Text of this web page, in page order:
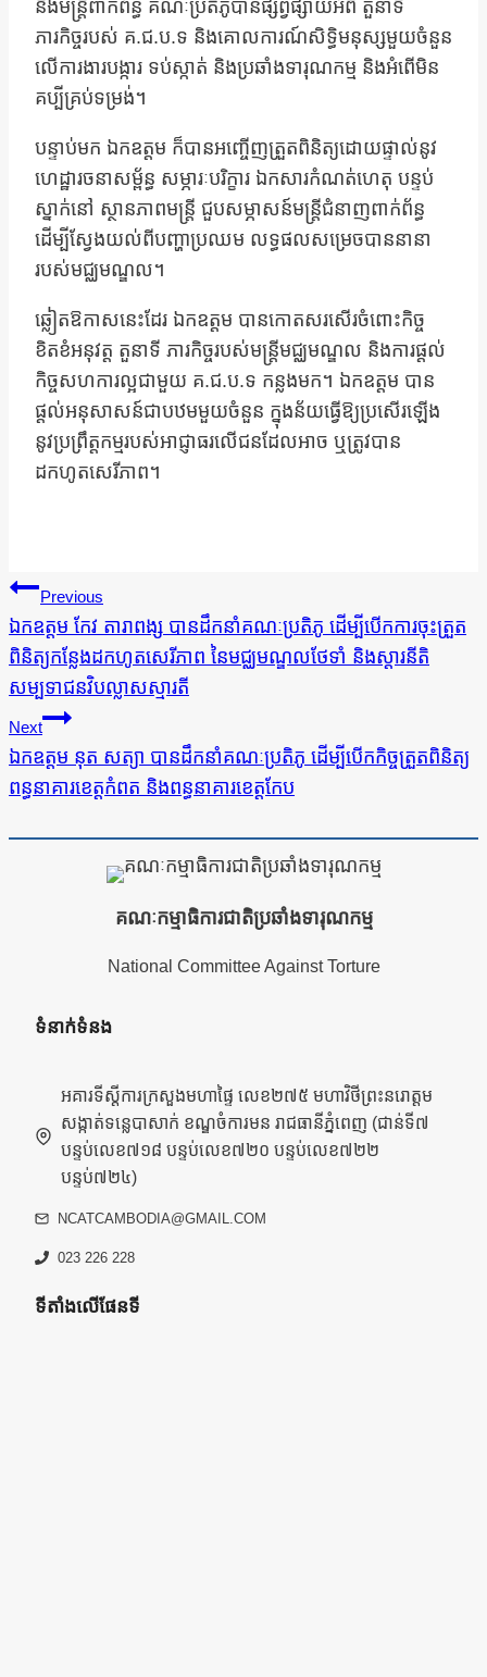
និងមន្រ្តីពាក់ព័ន្ធ គណៈប្រតិភូបានផ្សព្វផ្សាយអំពី តួនាទី
ភារកិច្ចរបស់ គ.ជ.ប.ទ និងគោលការណ៍សិទ្ធិមនុស្សមួយចំនួន
លើការងារបង្ការ ទប់ស្កាត់ និងប្រឆាំងទារុណកម្ម និងអំពើមិន
គប្បីគ្រប់ទម្រង់។
បន្ទាប់មក ឯកឧត្តម ក៏បានអញ្ចើញត្រួតពិនិត្យដោយផ្ទាល់នូវ
ហេដ្ឋារចនាសម្ព័ន្ធ សម្ភារៈបរិក្ខារ ឯកសារកំណត់ហេតុ បន្ទប់
ស្នាក់នៅ ស្ថានភាពមន្រ្តី ជួបសម្ភាសន៍មន្រ្តីជំនាញពាក់ព័ន្ធ
ដើម្បីស្វែងយល់ពីបញ្ហាប្រឈម លទ្ធផលសម្រេចបាននានា
របស់មជ្ឈមណ្ឌល។
ឆ្លៀតឱកាសនេះដែរ ឯកឧត្តម បានកោតសរសើរចំពោះកិច្ច
ខិតខំអនុវត្ត តួនាទី ភារកិច្ចរបស់មន្រ្តីមជ្ឈមណ្ឌល និងការផ្ដល់
កិច្ចសហការល្អជាមួយ គ.ជ.ប.ទ កន្លងមក។ ឯកឧត្តម បាន
ផ្ដល់អនុសាសន៍ជាបឋមមួយចំនួន ក្នុងន័យធ្វើឱ្យប្រសើរឡើង
នូវប្រព្រឹត្តកម្មរបស់អាជ្ញាធរលើជនដែលអាច ឬត្រូវបាន
ដកហូតសេរីភាព។
ការ​
នាំទិស​
ប្រកាស
Previous
ឯកឧត្តម កែវ តារាពង្ស បានដឹកនាំគណៈប្រតិភូ ដើម្បីបើកការចុះត្រួត
ពិនិត្យកន្លែងដកហូតសេរីភាព នៃមជ្ឈមណ្ឌលថែទាំ និងស្តារនីតិ
សម្បទាជនវិបល្លាសស្មារតី
Next
ឯកឧត្តម នុត សត្យា បានដឹកនាំគណៈប្រតិភូ ដើម្បីបើកកិច្ចត្រួតពិនិត្យ
ពន្ធនាគារខេត្តកំពត និងពន្ធនាគារខេត្តកែប
គណៈកម្មាធិការជាតិប្រឆាំងទារុណកម្ម
National Committee Against Torture
ទំនាក់ទំនង
អគារទីស្តីការក្រសួងមហាផ្ទៃ លេខ២៧៥ មហាវិថីព្រះនរោត្តម
សង្កាត់ទន្លេបាសាក់ ខណ្ឌចំការមន រាជធានីភ្នំពេញ (ជាន់ទី៧
បន្ទប់លេខ៧១៨ បន្ទប់លេខ៧២០ បន្ទប់លេខ៧២២
បន្ទប់៧២៤)
NCATCAMBODIA@GMAIL.COM
023 226 228
ទីតាំងលើផែនទី